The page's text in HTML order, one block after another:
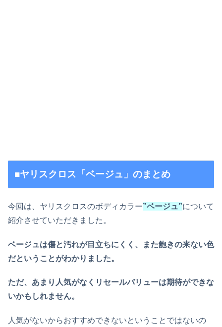
■ヤリスクロス「ベージュ」のまとめ
今回は、ヤリスクロスのボディカラー”ベージュ”について
紹介させていただきました。
ベージュは傷と汚れが目立ちにくく、また飽きの来ない色
だということがわかりました。
ただ、あまり人気がなくリセールバリューは期待ができな
いかもしれません。
人気がないからおすすめできないということではないの